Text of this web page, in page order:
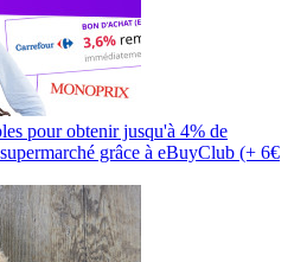
pour obtenir jusqu'à 4% de
grâce à eBuyClub (+ 6€